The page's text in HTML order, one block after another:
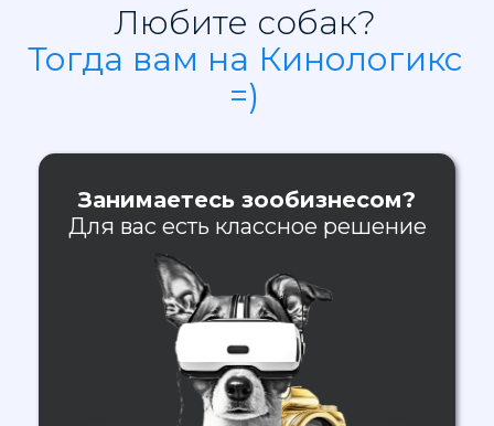
Любите собак?
Тогда вам на Кинологикс
=)
Занимаетесь зообизнесом?
Для вас есть классное решение